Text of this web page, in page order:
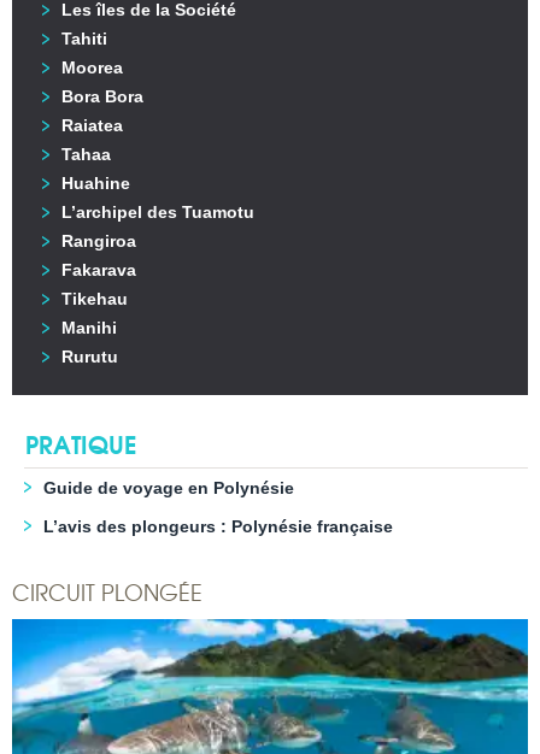
Les îles de la Société
Tahiti
Moorea
Bora Bora
Raiatea
Tahaa
Huahine
L’archipel des Tuamotu
Rangiroa
Fakarava
Tikehau
Manihi
Rurutu
PRATIQUE
Guide de voyage en Polynésie
L’avis des plongeurs : Polynésie française
CIRCUIT PLONGÉE